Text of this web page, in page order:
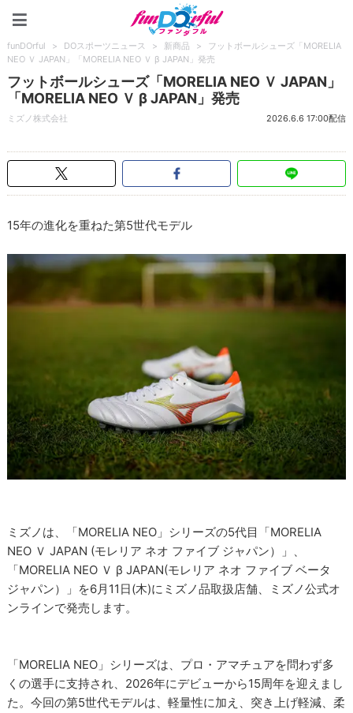
funDOrful > DOスポーツニュース > 新商品 >
フットボールシューズ「MORELIA
NEO Ｖ JAPAN」「MORELIA NEO Ｖ β JAPAN」発売
フットボールシューズ「MORELIA NEO Ｖ JAPAN」
「MORELIA NEO Ｖ β JAPAN」発売
ミズノ株式会社 2026.6.6 17:00配信
15年の進化を重ねた第5世代モデル
ミズノは、「MORELIA NEO」シリーズの5代目「MORELIA
NEO Ｖ JAPAN (モレリア ネオ ファイブ ジャパン）」、
「MORELIA NEO Ｖ β JAPAN(モレリア ネオ ファイブ ベータ
ジャパン）」を6月11日(木)にミズノ品取扱店舗、ミズノ公式オ
ンラインで発売します。
「MORELIA NEO」シリーズは、プロ・アマチュアを問わず多
くの選手に支持され、2026年にデビューから15周年を迎えまし
た。今回の第5世代モデルは、軽量性に加え、突き上げ軽減、柔